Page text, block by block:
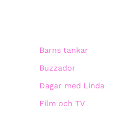
Barns tankar
Buzzador
Dagar med Linda
Film och TV